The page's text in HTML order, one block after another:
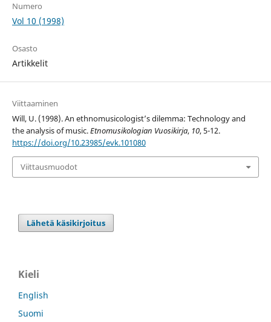
Numero
Vol 10 (1998)
Osasto
Artikkelit
Viittaaminen
Will, U. (1998). An ethnomusicologist’s dilemma: Technology and
the analysis of music.Etnomusikologian Vuosikirja, 10, 5-12.
https://doi.org/10.23985/evk.101080
Viittausmuodot
Lähetä käsikirjoitus
Kieli
English
Suomi